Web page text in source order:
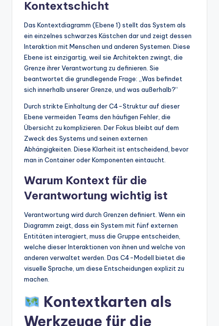
Kontextschicht
Das Kontextdiagramm (Ebene 1) stellt das System als
ein einzelnes schwarzes Kästchen dar und zeigt dessen
Interaktion mit Menschen und anderen Systemen. Diese
Ebene ist einzigartig, weil sie Architekten zwingt, die
Grenze ihrer Verantwortung zu definieren. Sie
beantwortet die grundlegende Frage: „Was befindet
sich innerhalb unserer Grenze, und was außerhalb?“
Durch strikte Einhaltung der C4-Struktur auf dieser
Ebene vermeiden Teams den häufigen Fehler, die
Übersicht zu komplizieren. Der Fokus bleibt auf dem
Zweck des Systems und seinen externen
Abhängigkeiten. Diese Klarheit ist entscheidend, bevor
man in Container oder Komponenten eintaucht.
Warum Kontext für die
Verantwortung wichtig ist
Verantwortung wird durch Grenzen definiert. Wenn ein
Diagramm zeigt, dass ein System mit fünf externen
Entitäten interagiert, muss die Gruppe entscheiden,
welche dieser Interaktionen von ihnen und welche von
anderen verwaltet werden. Das C4-Modell bietet die
visuelle Sprache, um diese Entscheidungen explizit zu
machen.
Kontextkarten als
Werkzeuge für die